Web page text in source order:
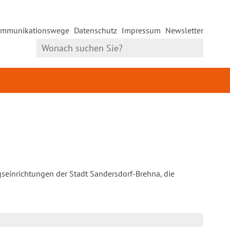
Datenschutz Impressum Newsletter
der Stadt Sandersdorf-Brehna, die